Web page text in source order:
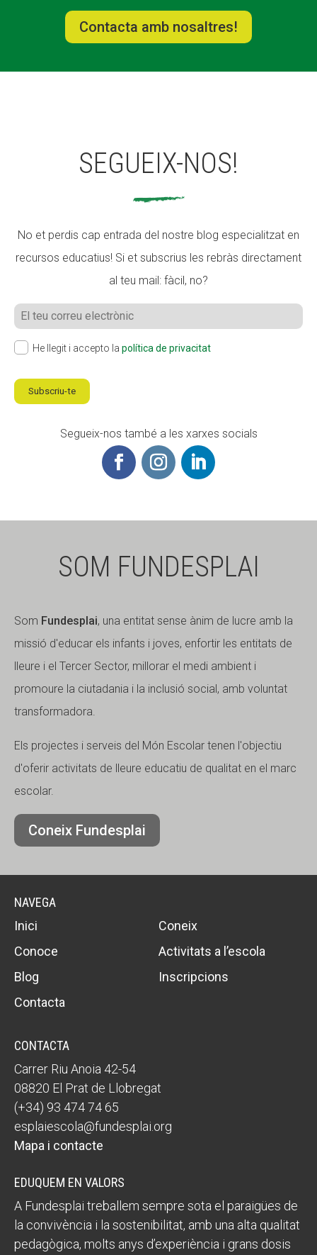
Contacta amb nosaltres!
SEGUEIX-NOS!
No et perdis cap entrada del nostre blog especialitzat en
recursos educatius! Si et subscrius les rebràs directament
al teu mail: fàcil, no?
He llegit i accepto la política de privacitat
Subscriu-te
Segueix-nos també a les xarxes socials
SOM FUNDESPLAI
Som Fundesplai, una entitat sense ànim de lucre amb la
missió d'educar els infants i joves, enfortir les entitats de
lleure i el Tercer Sector, millorar el medi ambient i
promoure la ciutadania i la inclusió social, amb voluntat
transformadora.
Els projectes i serveis del Món Escolar tenen l'objectiu
d'oferir activitats de lleure educatiu de qualitat en el marc
escolar.
Coneix Fundesplai
NAVEGA
Inici
Coneix
Conoce
Activitats a l’escola
Blog
Inscripcions
Contacta
CONTACTA
Carrer Riu Anoia 42-54
08820 El Prat de Llobregat
(+34) 93 474 74 65
esplaiescola@fundesplai.org
Mapa i contacte
EDUQUEM EN VALORS
A Fundesplai treballem sempre sota el paraigües de
la convivència i la sostenibilitat, amb una alta qualitat
pedagògica, molts anys d’experiència i grans dosis